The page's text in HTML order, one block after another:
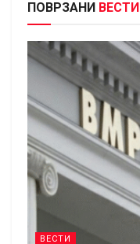
ПОВРЗАНИ ВЕСТИ
ВЕСТИ